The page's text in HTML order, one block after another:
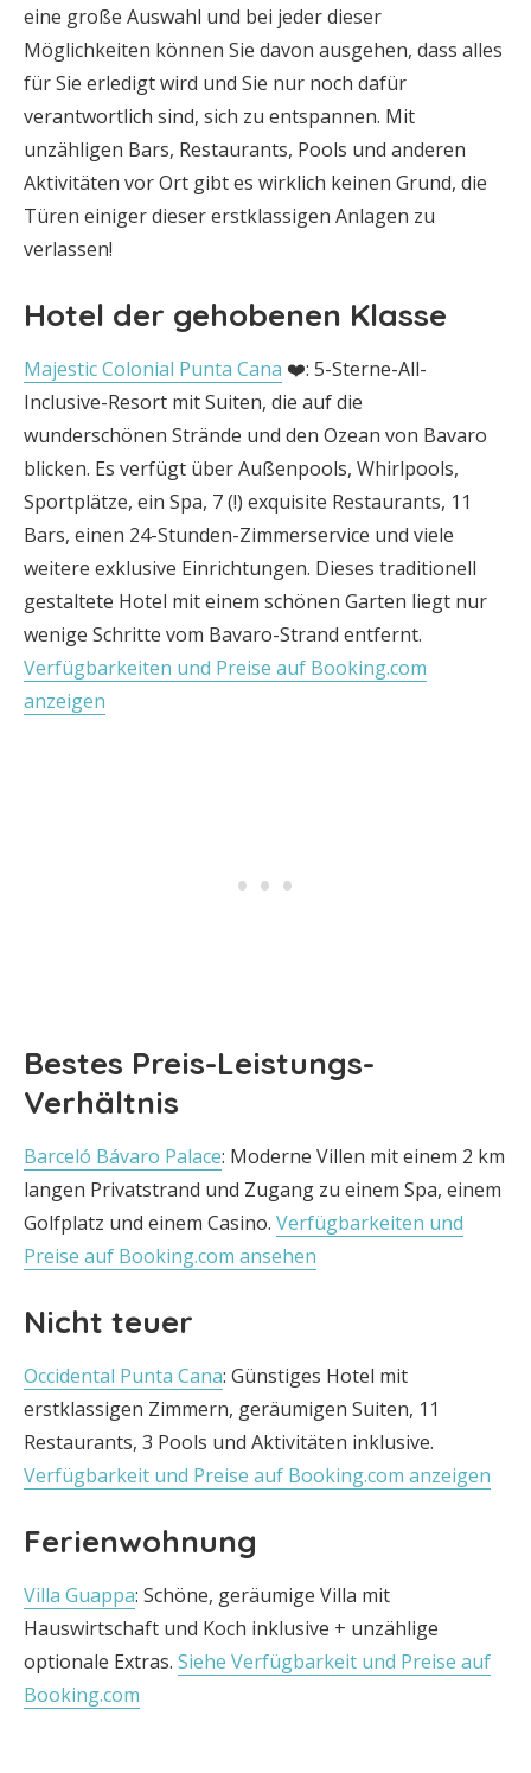
eine große Auswahl und bei jeder dieser
Möglichkeiten können Sie davon ausgehen, dass alles
für Sie erledigt wird und Sie nur noch dafür
verantwortlich sind, sich zu entspannen. Mit
unzähligen Bars, Restaurants, Pools und anderen
Aktivitäten vor Ort gibt es wirklich keinen Grund, die
Türen einiger dieser erstklassigen Anlagen zu
verlassen!
Hotel der gehobenen Klasse
Majestic Colonial Punta Cana ❤️: 5-Sterne-All-
Inclusive-Resort mit Suiten, die auf die
wunderschönen Strände und den Ozean von Bavaro
blicken. Es verfügt über Außenpools, Whirlpools,
Sportplätze, ein Spa, 7 (!) exquisite Restaurants, 11
Bars, einen 24-Stunden-Zimmerservice und viele
weitere exklusive Einrichtungen. Dieses traditionell
gestaltete Hotel mit einem schönen Garten liegt nur
wenige Schritte vom Bavaro-Strand entfernt.
Verfügbarkeiten und Preise auf Booking.com
anzeigen
Bestes Preis-Leistungs-
Verhältnis
Barceló Bávaro Palace: Moderne Villen mit einem 2 km
langen Privatstrand und Zugang zu einem Spa, einem
Golfplatz und einem Casino. Verfügbarkeiten und
Preise auf Booking.com ansehen
Nicht teuer
Occidental Punta Cana: Günstiges Hotel mit
erstklassigen Zimmern, geräumigen Suiten, 11
Restaurants, 3 Pools und Aktivitäten inklusive.
Verfügbarkeit und Preise auf Booking.com anzeigen
Ferienwohnung
Villa Guappa: Schöne, geräumige Villa mit
Hauswirtschaft und Koch inklusive + unzählige
optionale Extras. Siehe Verfügbarkeit und Preise auf
Booking.com